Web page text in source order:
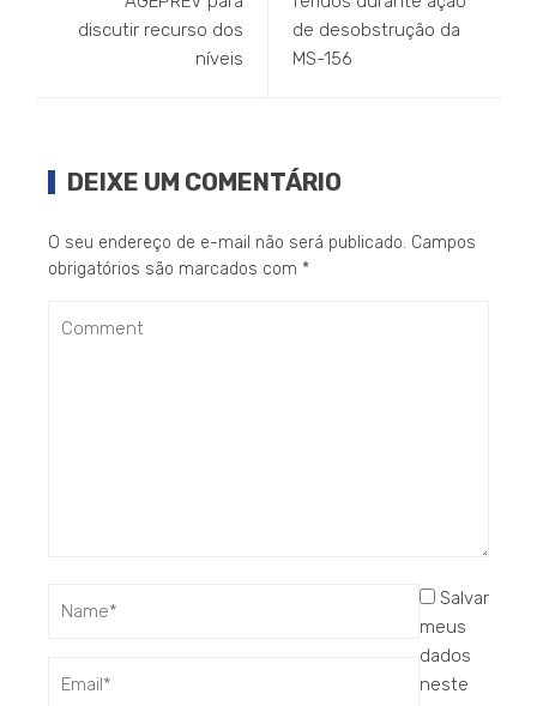
discutir recurso dos
níveis
de desobstrução da
MS-156
DEIXE UM COMENTÁRIO
O seu endereço de e-mail não será publicado. Campos
obrigatórios são marcados com *
Salvar
meus
dados
neste